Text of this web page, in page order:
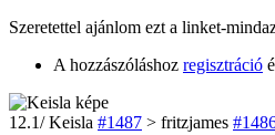
Szeretettel ajánlom ezt a linket-
A hozzászóláshoz regisztráció
12.1/Keisla #1487 > fritzjames